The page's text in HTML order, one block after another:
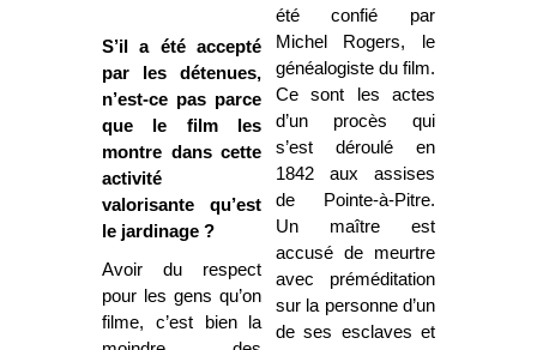
S’il a été accepté
par les détenues,
n’est-ce pas parce
que le film les
montre dans cette
activité
valorisante qu’est
le jardinage ?
Avoir du respect
pour les gens qu’on
filme, c’est bien la
été confié par
Michel Rogers, le
généalogiste du film.
Ce sont les actes
d’un procès qui
s’est déroulé en
1842 aux assises
de Pointe-à-Pitre.
Un maître est
accusé de meurtre
avec préméditation
sur la personne d’un
de ses esclaves et